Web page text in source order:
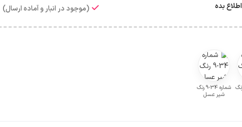
بده
(موجود در انبار و آماده ارسال)
34-7 رنگ
شماره 34-9 رنگ
شیر عسل